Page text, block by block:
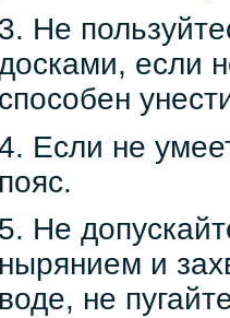
3. Не
если
способен
Если не
пояс.
5. Не
нырянием и
воде, не